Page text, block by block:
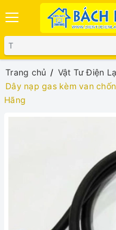
Trang chủ
Vật Tư Điện
Dây nạp gas kèm van
Hãng